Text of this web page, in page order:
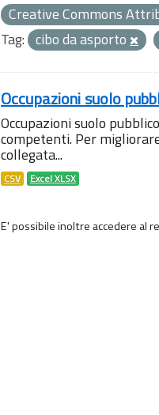
Creative Commons
Tag: cibo da asporto
Occupazioni suolo
Occupazioni suolo
competenti. Per
collegata...
CSV Excel XLSX
E' possibile inoltre accedere al